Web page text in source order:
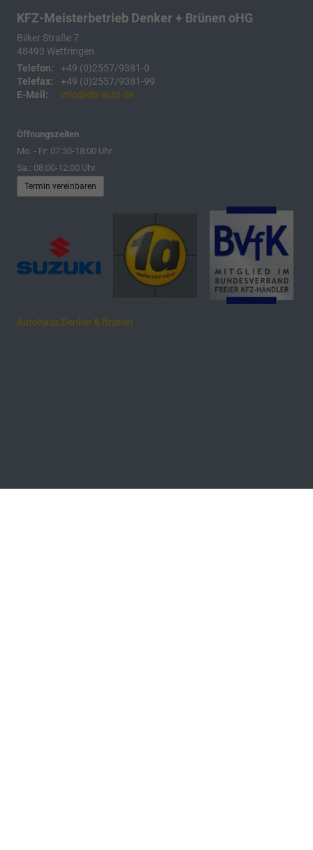
KFZ-Meisterbetrieb Denker + Brünen oHG
Bilker Straße 7
48493 Wettringen
Telefon:
+49 (0)2557/9381-0
Telefax:
+49 (0)2557/9381-99
E-Mail:
info@db-auto.de
Öffnungszeiten
Mo. - Fr: 07:30-18:00 Uhr
Sa.: 08:00-12:00 Uhr
Termin vereinbaren
Autohaus Denker & Brünen